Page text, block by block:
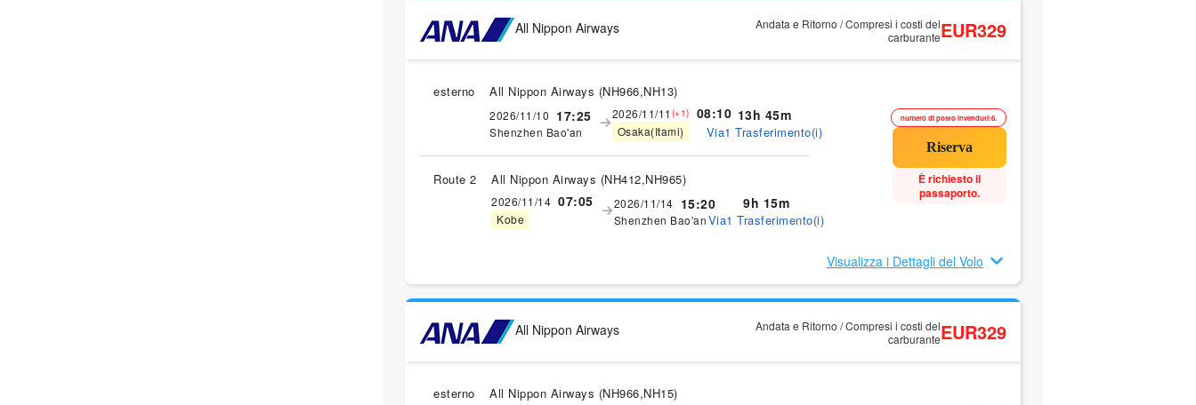
All Nippon Airways
Andata e Ritorno / Compresi i costi del
carburanteEUR329
esterno All Nippon Airways (NH966,NH13)
2026/11/10 17:25
Shenzhen Bao'an
2026/11/11 (+1) 08:10
Osaka(Itami)
13h 45m
Via1 Trasferimento(i)
Route 2 All Nippon Airways (NH412,NH965)
2026/11/14 07:05
Kobe
2026/11/14 15:20
Shenzhen Bao'an
9h 15m
Via1 Trasferimento(i)
numero di posto invenduti:6.
È richiesto il
passaporto.
Visualizza i Dettagli del Volo
All Nippon Airways
Andata e Ritorno / Compresi i costi del
carburanteEUR329
esterno All Nippon Airways (NH966,NH15)